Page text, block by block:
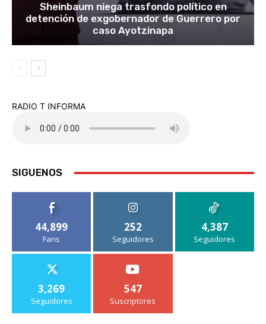
Sheinbaum niega trasfondo político en
detención de exgobernador de Guerrero por
caso Ayotzinapa
RADIO T INFORMA
SIGUENOS
44,899
Fans
252
Seguidores
4,387
Seguidores
3,269
Seguidores
547
Suscriptores